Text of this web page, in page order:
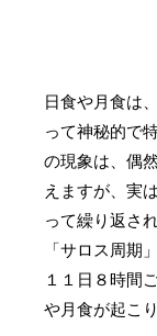
日食や月食は
って神秘的で
の現象は、偶
えますが、実
って繰り返さ
「サロス周期
１１日８時間
や月食が起こり